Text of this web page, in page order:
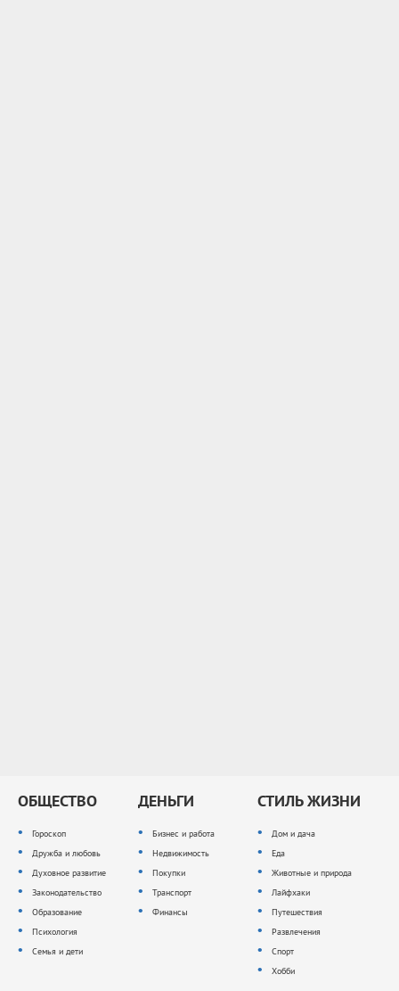
ОБЩЕСТВО
Гороскоп
Дружба и любовь
Духовное развитие
Законодательство
Образование
Психология
Семья и дети
ДЕНЬГИ
Бизнес и работа
Недвижимость
Покупки
Транспорт
Финансы
СТИЛЬ ЖИЗНИ
Дом и дача
Еда
Животные и природа
Лайфхаки
Путешествия
Развлечения
Спорт
Хобби